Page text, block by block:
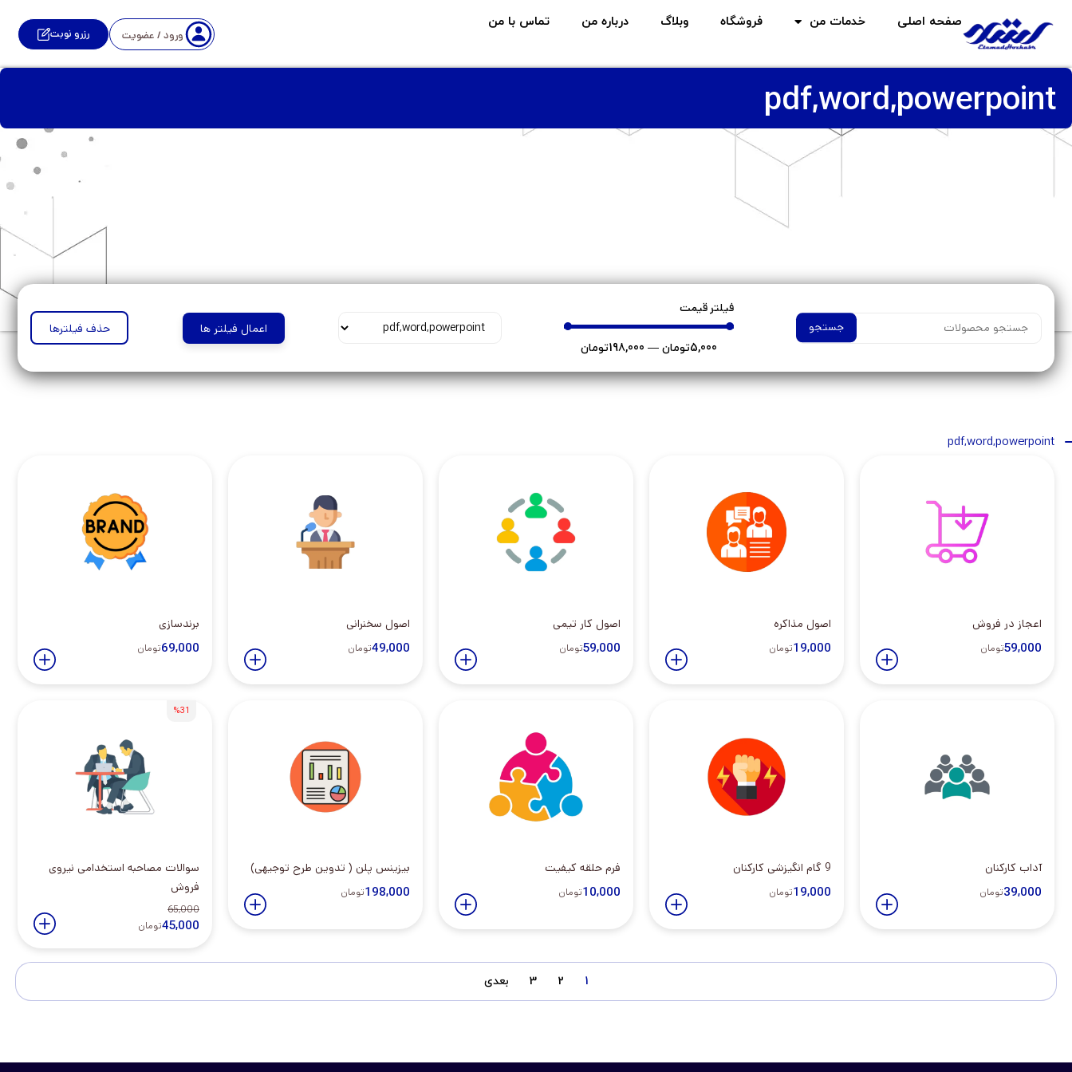
صفحه اصلی خدمات من فروشگاه وبلاگ درباره من تماس با من
ورود / عضویت رزرو نوبت
pdf,word,powerpoint
جستجو
فیلتر قیمت
5,000تومان—
198,000تومان
اعمال فیلتر ها حذف فیلترها
pdf,word,powerpoint
اعجاز در فروش
59,000تومان
اصول مذاکره
19,000تومان
اصول کار تیمی
59,000تومان
اصول سخنرانی
49,000تومان
برندسازی
69,000تومان
آداب کارکنان
39,000تومان
9 گام انگیزشی کارکنان
19,000تومان
فرم حلقه کیفیت
10,000تومان
بیزینس پلن ( تدوین طرح توجیهی)
198,000تومان
%31
سوالات مصاحبه استخدامی نیروی
فروش
65,000
45,000تومان
1
2
3 بعدی